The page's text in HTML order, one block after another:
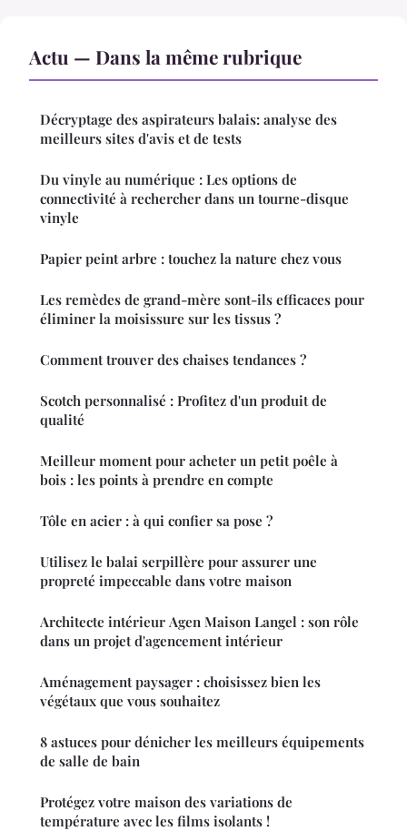
Actu — Dans la même rubrique
Décryptage des aspirateurs balais: analyse des
meilleurs sites d'avis et de tests
Du vinyle au numérique : Les options de
connectivité à rechercher dans un tourne-disque
vinyle
Papier peint arbre : touchez la nature chez vous
Les remèdes de grand-mère sont-ils efficaces pour
éliminer la moisissure sur les tissus ?
Comment trouver des chaises tendances ?
Scotch personnalisé : Profitez d'un produit de
qualité
Meilleur moment pour acheter un petit poêle à
bois : les points à prendre en compte
Tôle en acier : à qui confier sa pose ?
Utilisez le balai serpillère pour assurer une
propreté impeccable dans votre maison
Architecte intérieur Agen Maison Langel : son rôle
dans un projet d'agencement intérieur
Aménagement paysager : choisissez bien les
végétaux que vous souhaitez
8 astuces pour dénicher les meilleurs équipements
de salle de bain
Protégez votre maison des variations de
température avec les films isolants !